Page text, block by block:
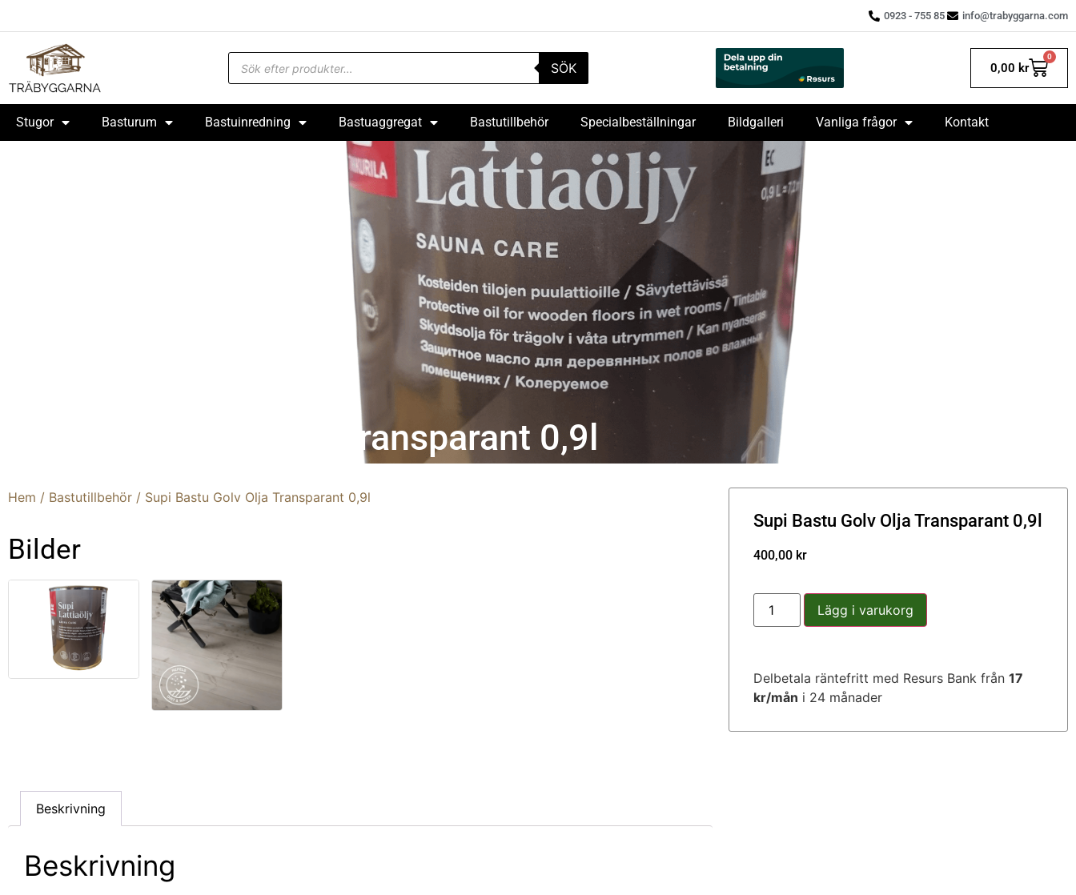
0923 - 755 85 info@trabyggarna.com
SÖK 0,00 kr
0
Stugor Basturum Bastuinredning Bastuaggregat Bastutillbehör Specialbeställningar Bildgalleri Vanliga frågor Kontakt
Supi Bastu Golv Olja Transparant 0,9l
Hem / Bastutillbehör / Supi Bastu Golv Olja Transparant 0,9l
Bilder
Beskrivning
Beskrivning
Supi Bastu Golv Olja Transparant 0,9l
400,00 kr
Lägg i varukorg
Delbetala räntefritt med Resurs Bank från17
kr/mån i 24 månader